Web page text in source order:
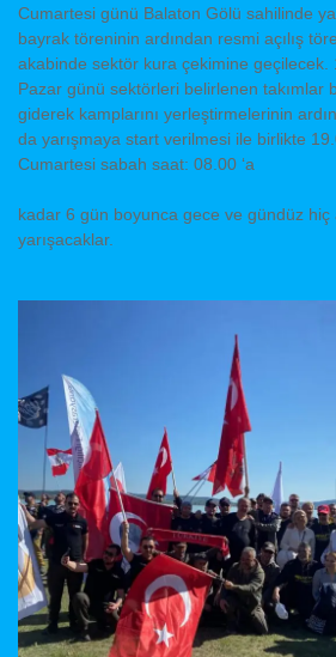
Cumartesi günü Balaton Gölü sahilinde
bayrak töreninin ardından resmi açılış
akabinde sektör kura çekimine geçilecek.
Pazar günü sektörleri belirlenen takımlar
giderek kamplarını yerleştirmelerinin
da yarışmaya start verilmesi ile birlikte
Cumartesi sabah saat: 08.00 ‘a
kadar 6 gün boyunca gece ve gündüz hiç
yarışacaklar.